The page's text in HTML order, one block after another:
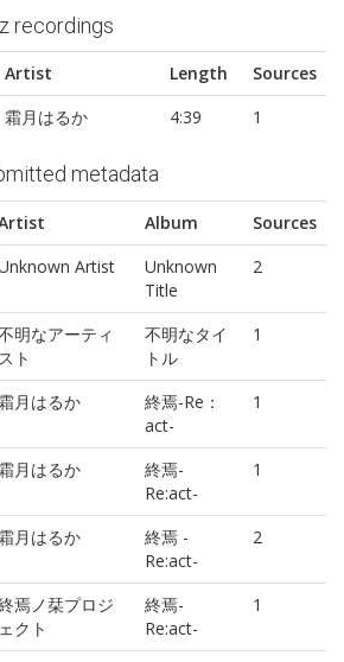
recordings
Artist Length
Sources
霜月はるか 4:39 1
metadata
Album
Sources
Artist
Unknown
Title
2
明なアーティ
スト
不明なタイ
トル
1
月はるか
終焉-Re：
act-
1
月はるか
終焉-
Re:act-
1
月はるか
終焉 -
Re:act-
2
焉ノ栞プロジ
ェクト
終焉-
Re:act-
1